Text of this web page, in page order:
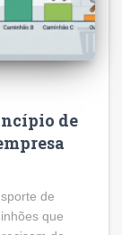
de
de
que